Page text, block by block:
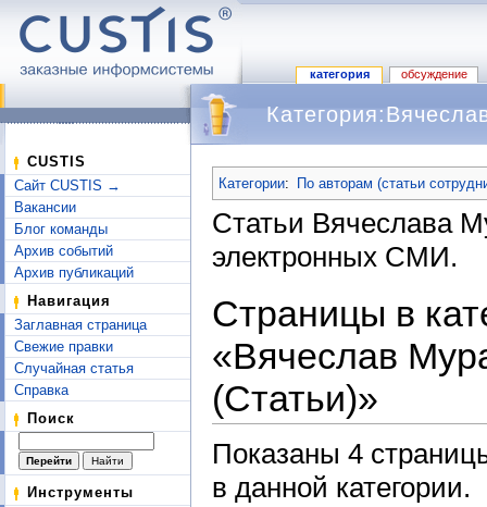
категория обсуждение
CUSTIS
Сайт CUSTIS →
Вакансии
Блог команды
Архив событий
Архив публикаций
Навигация
Заглавная страница
Свежие правки
Случайная статья
Справка
Поиск
Инструменты
Категории: По авторам (статьи
Статьи Вячеслава
электронных СМИ.
Страницы в
«Вячеслав
(Статьи)»
Показаны 4
в данной категории.